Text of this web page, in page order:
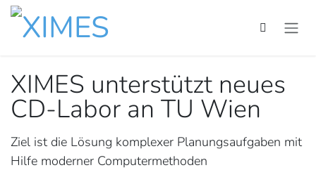
Zum Inhalt springen
XIMES unterstützt neues
CD-Labor an TU Wien
Ziel ist die Lösung komplexer Planungsaufgaben mit
Hilfe moderner Computermethoden